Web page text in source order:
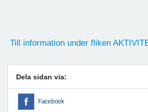
Till information under fliken
Dela sidan via:
Facebook